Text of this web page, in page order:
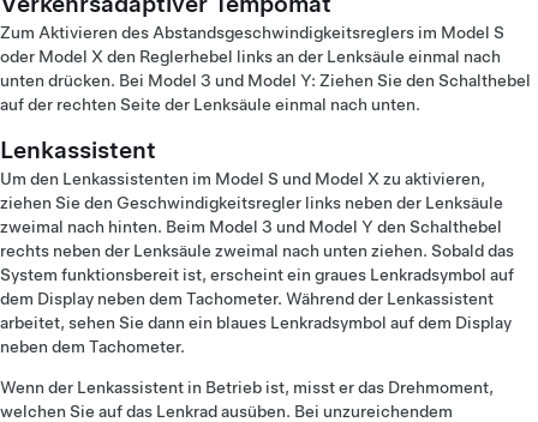
Zum Aktivieren des Abstandsgeschwindigkeitsreglers im Model S
oder Model X den Reglerhebel links an der Lenksäule einmal nach
unten drücken. Bei Model 3 und Model Y: Ziehen Sie den Schalthebel
auf der rechten Seite der Lenksäule einmal nach unten.
Lenkassistent
Um den Lenkassistenten im Model S und Model X zu aktivieren,
ziehen Sie den Geschwindigkeitsregler links neben der Lenksäule
zweimal nach hinten. Beim Model 3 und Model Y den Schalthebel
rechts neben der Lenksäule zweimal nach unten ziehen. Sobald das
System funktionsbereit ist, erscheint ein graues Lenkradsymbol auf
dem Display neben dem Tachometer. Während der Lenkassistent
arbeitet, sehen Sie dann ein blaues Lenkradsymbol auf dem Display
neben dem Tachometer.
Wenn der Lenkassistent in Betrieb ist, misst er das Drehmoment,
welchen Sie auf das Lenkrad ausüben. Bei unzureichendem